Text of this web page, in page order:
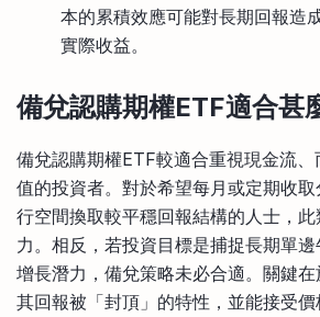
本的累積效應可能對長期回報造
實際收益。
備兌認購期權ETF適合甚
備兌認購期權ETF較適合重視現金流
值的投資者。對於希望每月或定期收
行空間換取較平穩回報結構的人士，
力。相反，若投資目標是捕捉長期單
增長潛力，備兌策略未必合適。關鍵
其回報被「封頂」的特性，並能接受價